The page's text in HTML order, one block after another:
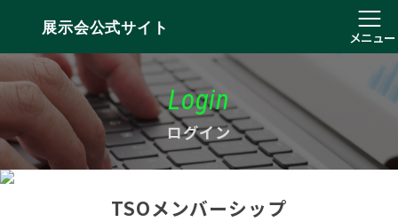
展示会公式サイト
メニュー
Login
ログイン
TSOメンバーシップ